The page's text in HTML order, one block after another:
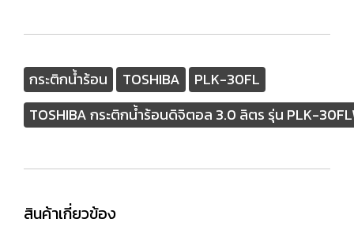
กระติกน้ำร้อน TOSHIBA
PLK-30FL
TOSHIBA กระติกน้ำร้อนดิจิตอล 3.0 ลิตร รุ่น PLK-
สินค้าเกี่ยวข้อง